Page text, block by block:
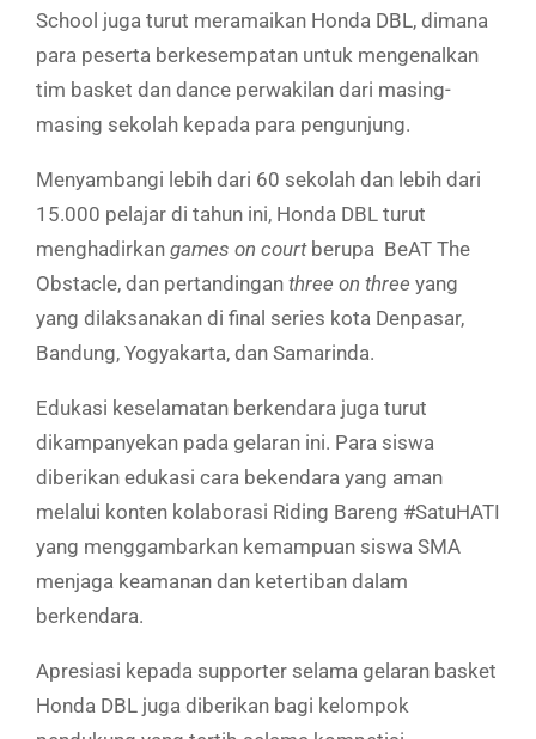
School juga turut meramaikan Honda DBL, dimana
para peserta berkesempatan untuk mengenalkan
tim basket dan dance perwakilan dari masing-
masing sekolah kepada para pengunjung.
Menyambangi lebih dari 60 sekolah dan lebih dari
15.000 pelajar di tahun ini, Honda DBL turut
menghadirkan games on courtberupa BeAT The
Obstacle, dan pertandingan three on three yang
yang dilaksanakan di final series kota Denpasar,
Bandung, Yogyakarta, dan Samarinda.
Edukasi keselamatan berkendara juga turut
dikampanyekan pada gelaran ini. Para siswa
diberikan edukasi cara bekendara yang aman
melalui konten kolaborasi Riding Bareng #SatuHATI
yang menggambarkan kemampuan siswa SMA
menjaga keamanan dan ketertiban dalam
berkendara.
Apresiasi kepada supporter selama gelaran basket
Honda DBL juga diberikan bagi kelompok